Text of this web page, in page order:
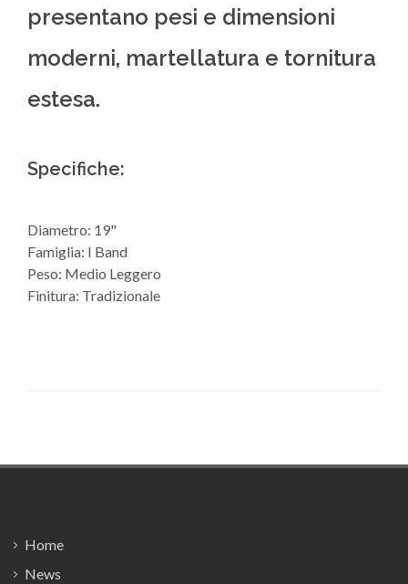
presentano pesi e dimensioni
moderni, martellatura e tornitura
estesa.
Specifiche:
Diametro: 19"
Famiglia: I Band
Peso: Medio Leggero
Finitura: Tradizionale
Home
News